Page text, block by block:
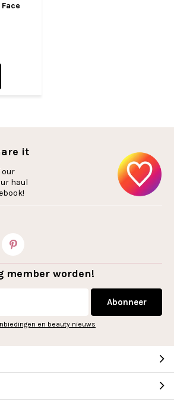
it
our
haul
member worden!
Abonneer
en beauty nieuws